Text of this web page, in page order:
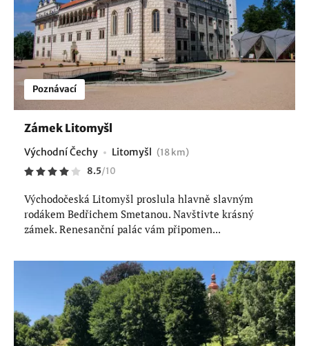
Poznávací
Zámek Litomyšl
Východní Čechy Litomyšl (18 km)
8.5/10
Východočeská Litomyšl proslula hlavně slavným
rodákem Bedřichem Smetanou. Navštivte krásný
zámek. Renesanční palác vám připomen...